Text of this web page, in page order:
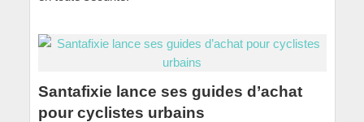
Santafixie lance ses guides d’achat
pour cyclistes urbains